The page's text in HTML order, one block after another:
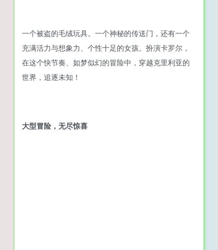
一个被盗的毛绒玩具。一个神秘的传送门，还有一个
充满活力与想象力、个性十足的女孩。扮演卡罗尔，
在这个快节奏、如梦似幻的冒险中，穿越克里利亚的
世界，追逐未知！
大型冒险，无尽惊喜